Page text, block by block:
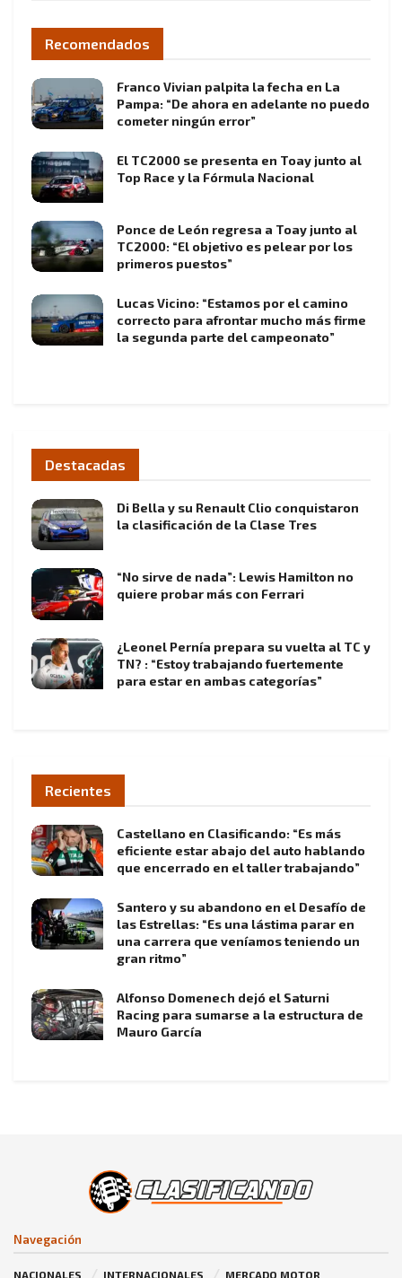
Recomendados
Franco Vivian palpita la fecha en La
Pampa: “De ahora en adelante no puedo
cometer ningún error”
El TC2000 se presenta en Toay junto al
Top Race y la Fórmula Nacional
Ponce de León regresa a Toay junto al
TC2000: “El objetivo es pelear por los
primeros puestos”
Lucas Vicino: “Estamos por el camino
correcto para afrontar mucho más firme
la segunda parte del campeonato”
Destacadas
Di Bella y su Renault Clio conquistaron
la clasificación de la Clase Tres
“No sirve de nada”: Lewis Hamilton no
quiere probar más con Ferrari
¿Leonel Pernía prepara su vuelta al TC y
TN? : “Estoy trabajando fuertemente
para estar en ambas categorías”
Recientes
Castellano en Clasificando: “Es más
eficiente estar abajo del auto hablando
que encerrado en el taller trabajando”
Santero y su abandono en el Desafío de
las Estrellas: “Es una lástima parar en
una carrera que veníamos teniendo un
gran ritmo”
Alfonso Domenech dejó el Saturni
Racing para sumarse a la estructura de
Mauro García
Navegación
NACIONALES INTERNACIONALES MERCADO MOTOR